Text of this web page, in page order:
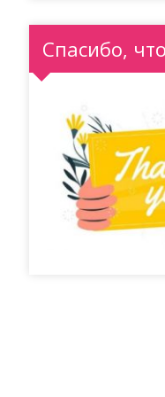
Спасибо,